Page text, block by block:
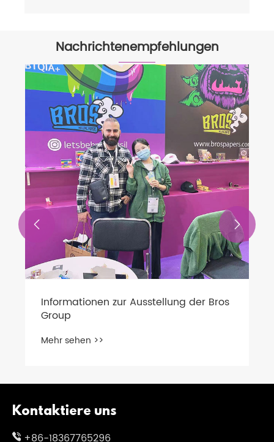
Nachrichtenempfehlungen
Informationen zur Ausstellung der Bros
Group
Mehr sehen >>
 
Kontaktiere uns
+86-18367765296